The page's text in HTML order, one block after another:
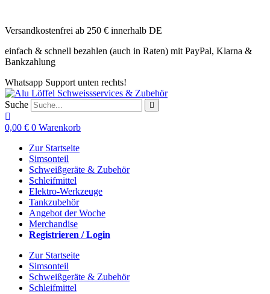
springen
Versandkostenfrei ab 250 € innerhalb DE
einfach & schnell bezahlen (auch in Raten) mit PayPal, Klarna &
Bankzahlung
Whatsapp Support unten rechts!
Suche
0,00 € 0 Warenkorb
Zur Startseite
Simsonteil
Schweißgeräte & Zubehör
Schleifmittel
Elektro-Werkzeuge
Tankzubehör
Angebot der Woche
Merchandise
Registrieren / Login
Zur Startseite
Simsonteil
Schweißgeräte & Zubehör
Schleifmittel